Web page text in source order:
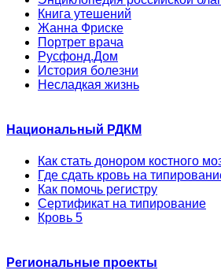
Книга утешений
Жанна Фриске
Портрет врача
Русфонд.Дом
История болезни
Несладкая жизнь
Национальный РДКМ
Как стать донором костного
Где сдать кровь на
Как помочь регистру
Сертификат на типирование
Кровь 5
Региональные проекты